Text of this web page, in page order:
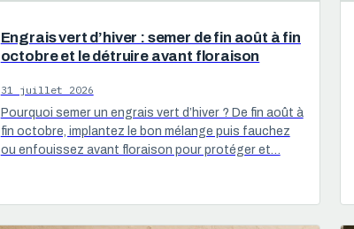
Engrais vert d’hiver : semer de fin août à fin
octobre et le détruire avant floraison
31 juillet 2026
Pourquoi semer un engrais vert d’hiver ? De fin août à
fin octobre, implantez le bon mélange puis fauchez
ou enfouissez avant floraison pour protéger et…